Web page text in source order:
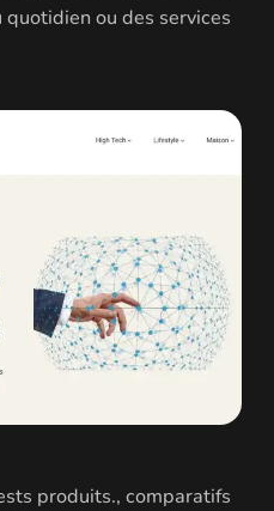
ou des services
produits., comparatifs